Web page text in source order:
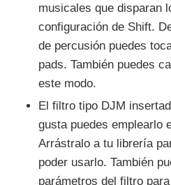
musicales que disparan
configuración de Shift.
de percusión puedes
pads. También puedes
este modo.
El filtro tipo DJM
gusta puedes emplearlo
Arrástralo a tu librería
poder usarlo. También
parámetros del filtro